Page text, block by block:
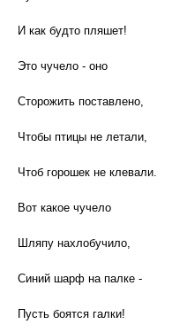
И как будто пляшет!
Это чучело - оно
Сторожить поставлено,
Чтобы птицы не летали,
Чтоб горошек не клевали.
Вот какое чучело
Шляпу нахлобучило,
Синий шарф на палке -
Пусть боятся галки!